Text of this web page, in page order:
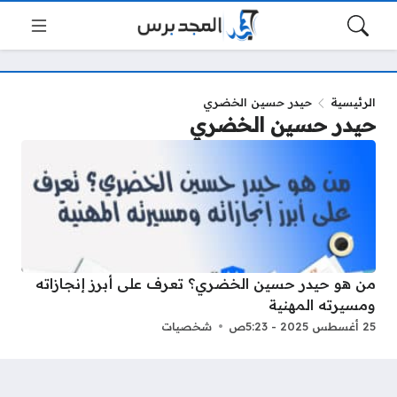
الرئيسية حيدر حسين الخضري
حيدر حسين الخضري
من هو حيدر حسين الخضري؟ تعرف على أبرز إنجازاته
ومسيرته المهنية
25 أغسطس 2025 - 5:23ص شخصيات